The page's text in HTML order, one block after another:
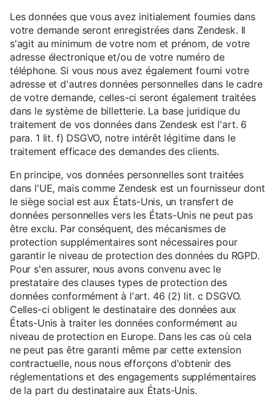
Les données que vous avez initialement fournies dans
votre demande seront enregistrées dans Zendesk. Il
s'agit au minimum de votre nom et prénom, de votre
adresse électronique et/ou de votre numéro de
téléphone. Si vous nous avez également fourni votre
adresse et d'autres données personnelles dans le cadre
de votre demande, celles-ci seront également traitées
dans le système de billetterie. La base juridique du
traitement de vos données dans Zendesk est l'art. 6
para. 1 lit. f) DSGVO, notre intérêt légitime dans le
traitement efficace des demandes des clients.
En principe, vos données personnelles sont traitées
dans l'UE, mais comme Zendesk est un fournisseur dont
le siège social est aux États-Unis, un transfert de
données personnelles vers les États-Unis ne peut pas
être exclu. Par conséquent, des mécanismes de
protection supplémentaires sont nécessaires pour
garantir le niveau de protection des données du RGPD.
Pour s'en assurer, nous avons convenu avec le
prestataire des clauses types de protection des
données conformément à l'art. 46 (2) lit. c DSGVO.
Celles-ci obligent le destinataire des données aux
États-Unis à traiter les données conformément au
niveau de protection en Europe. Dans les cas où cela
ne peut pas être garanti même par cette extension
contractuelle, nous nous efforçons d'obtenir des
réglementations et des engagements supplémentaires
de la part du destinataire aux États-Unis.